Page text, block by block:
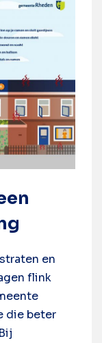
en
flink
die beter